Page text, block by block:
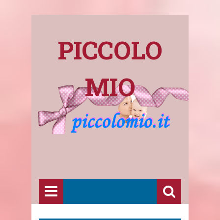
PICCOLO
MIO